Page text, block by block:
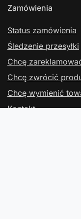
Zamówienia
Status zamówienia
Śledzenie przesyłki
Chcę
Chcę zwrócić
Chcę wymienić
Kontakt